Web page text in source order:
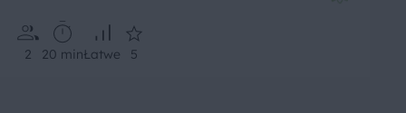
2 20 minŁatwe 5